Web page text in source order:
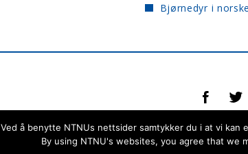
Bjørnedyr i
Ved å benytte NTNUs nettsider samtykker du i at vi kan
By using NTNU's websites, you agree that we